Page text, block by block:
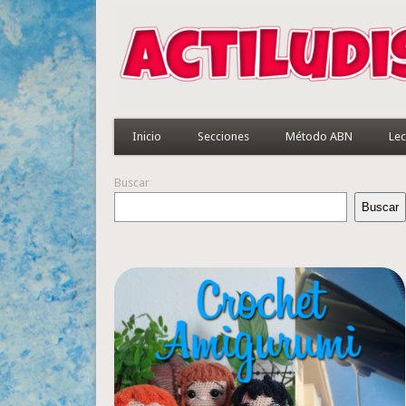
Inicio Secciones Método ABN
Buscar
Buscar